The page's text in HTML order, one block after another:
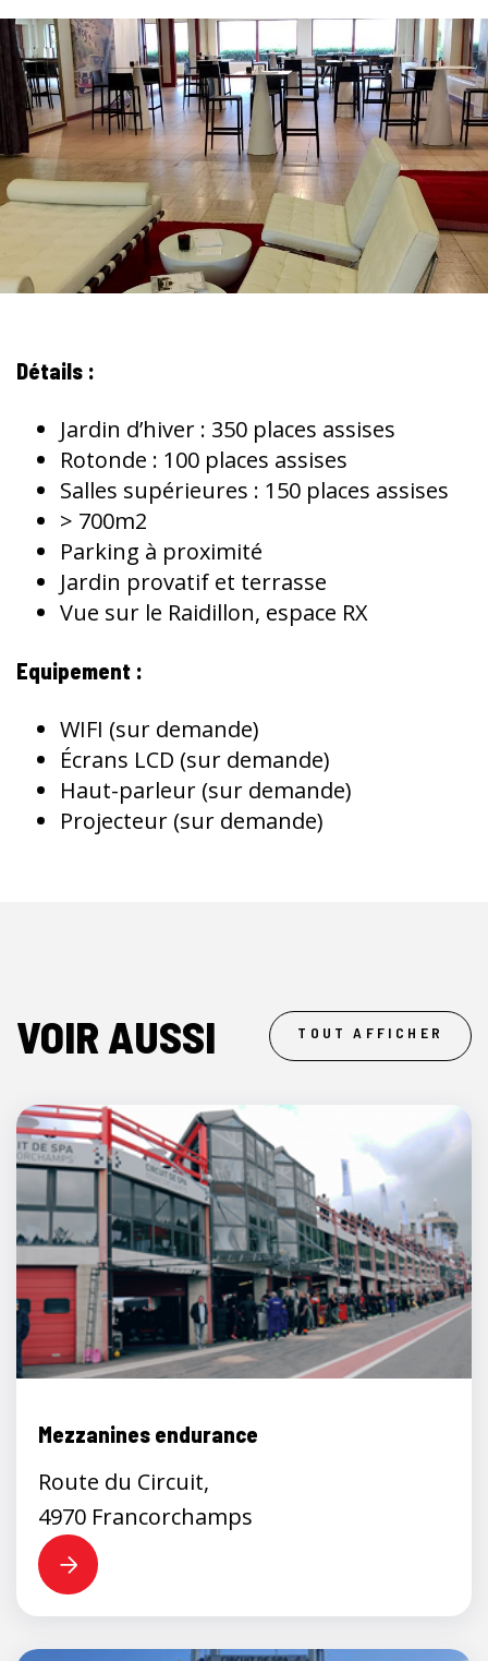
Détails :
Jardin d’hiver : 350 places assises
Rotonde : 100 places assises
Salles supérieures : 150 places assises
> 700m2
Parking à proximité
Jardin provatif et terrasse
Vue sur le Raidillon, espace RX
Equipement :
WIFI (sur demande)
Écrans LCD (sur demande)
Haut-parleur (sur demande)
Projecteur (sur demande)
VOIR AUSSI TOUT AFFICHER
Mezzanines endurance
Route du Circuit,
4970 Francorchamps